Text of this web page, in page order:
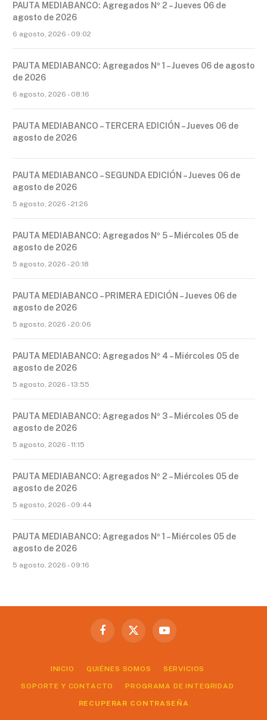
PAUTA MEDIABANCO: Agregados Nº 2 – Jueves 06 de
agosto de 2026
6 agosto, 2026 - 09:02
PAUTA MEDIABANCO: Agregados Nº 1 – Jueves 06 de agosto
de 2026
6 agosto, 2026 - 08:16
PAUTA MEDIABANCO – TERCERA EDICIÓN – Jueves 06 de
agosto de 2026
PAUTA MEDIABANCO – SEGUNDA EDICIÓN – Jueves 06 de
agosto de 2026
5 agosto, 2026 - 21:26
PAUTA MEDIABANCO: Agregados Nº 5 – Miércoles 05 de
agosto de 2026
5 agosto, 2026 - 20:18
PAUTA MEDIABANCO – PRIMERA EDICIÓN – Jueves 06 de
agosto de 2026
5 agosto, 2026 - 20:06
PAUTA MEDIABANCO: Agregados Nº 4 – Miércoles 05 de
agosto de 2026
5 agosto, 2026 - 13:55
PAUTA MEDIABANCO: Agregados Nº 3 – Miércoles 05 de
agosto de 2026
5 agosto, 2026 - 11:15
PAUTA MEDIABANCO: Agregados Nº 2 – Miércoles 05 de
agosto de 2026
5 agosto, 2026 - 09:44
PAUTA MEDIABANCO: Agregados Nº 1 – Miércoles 05 de
agosto de 2026
5 agosto, 2026 - 09:16
Facebook
X
YouTube
INICIO QUIÉNES SOMOS SERVICIOS
SOPORTE Y CONTACTO PROGRAMA DE INTEGRIDAD
RECUPERAR CONTRASEÑA